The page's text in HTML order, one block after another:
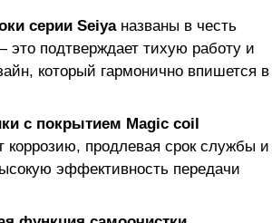
серии Seiyaназваны в честь
это подтверждает тихую работу и
который гармонично впишется в
с покрытием Magic coil
коррозию, продлевая срок службы и
эффективность передачи